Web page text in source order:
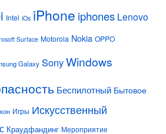
Intel iOs iPhone iphones Lenovo
Surface Motorola Nokia OPPO
Galaxy SonyWindows
Беспилотный Бытовое
Игры Искусственный
Краудфандинг Мероприятие